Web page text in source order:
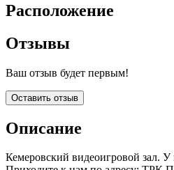
Расположение
Отзывы
Ваш отзыв будет первым!
Оставить отзыв
Описание
Кемеровский видеоигровой зал. У